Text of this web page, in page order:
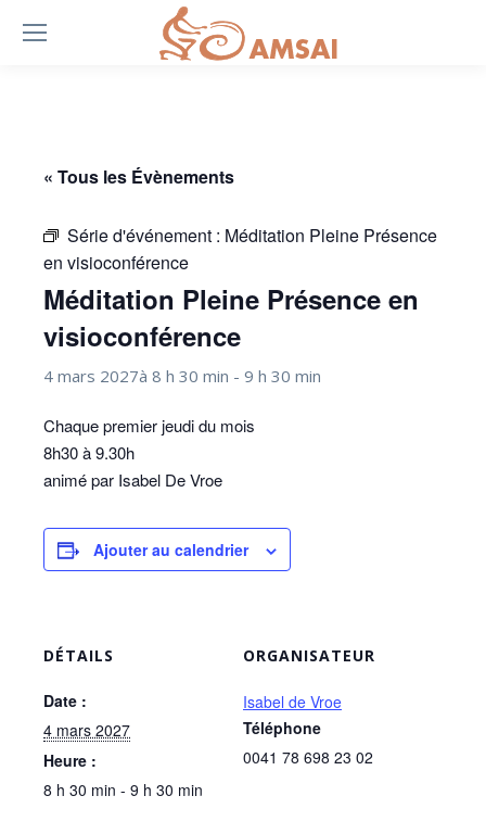
« Tous les Évènements
Série d'événement : Méditation Pleine Présence
en visioconférence
Méditation Pleine Présence en
visioconférence
4 mars 2027à 8 h 30 min - 9 h 30 min
Chaque premier jeudi du mois
8h30 à 9.30h
animé par Isabel De Vroe
Ajouter au calendrier
DÉTAILS
Date :
4 mars 2027
Heure :
8 h 30 min - 9 h 30 min
ORGANISATEUR
Isabel de Vroe
Téléphone
0041 78 698 23 02